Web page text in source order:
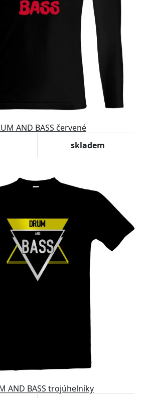
AND BASS červené
skladem
AND BASS trojúhelníky